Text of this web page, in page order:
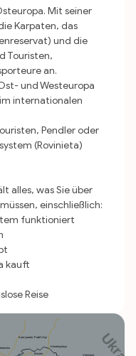
Mit seiner
Karpaten, das
und die
Touristen,
an.
und Westeuropa
internationalen
Pendler oder
(Rovinieta)
alles, was Sie über
einschließlich:
funktioniert
kauft
Reise